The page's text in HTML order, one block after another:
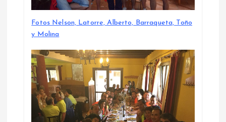
Fotos Nelson, Latorre, Alberto, Barraqueta, Toño
y Molina